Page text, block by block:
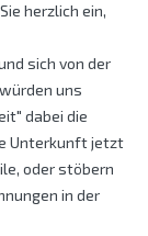
herzlich ein,
sich von der
uns
dabei die
Unterkunft jetzt
oder stöbern
in der